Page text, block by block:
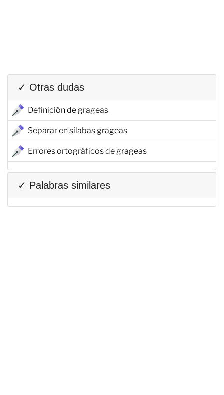
✓ Otras dudas
Definición de grageas
Separar en sílabas grageas
Errores ortográficos de grageas
✓ Palabras similares